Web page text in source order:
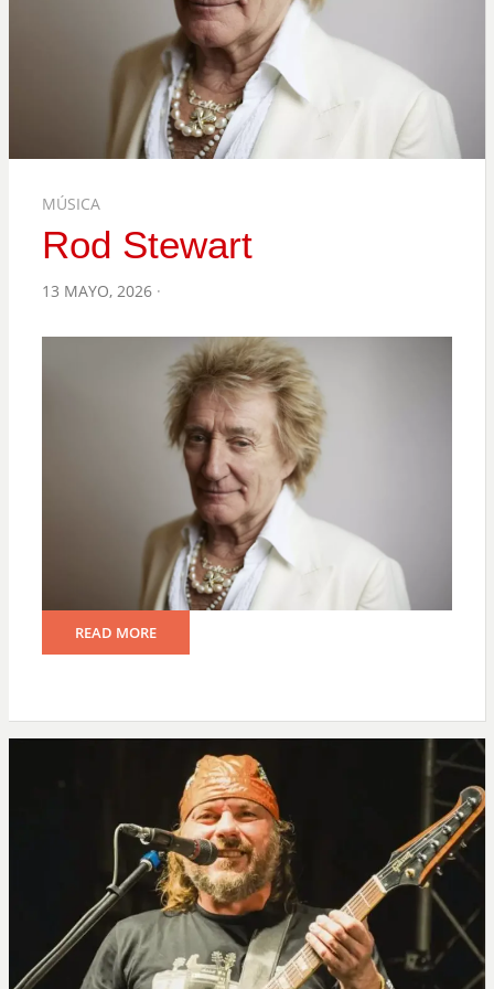
MÚSICA
Rod Stewart
POSTED
13 MAYO, 2026
READ MORE